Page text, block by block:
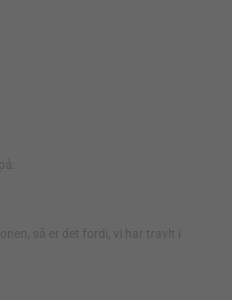
så er det fordi, vi har travlt i